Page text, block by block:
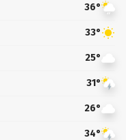
36°
33°
25°
31°
26°
34°